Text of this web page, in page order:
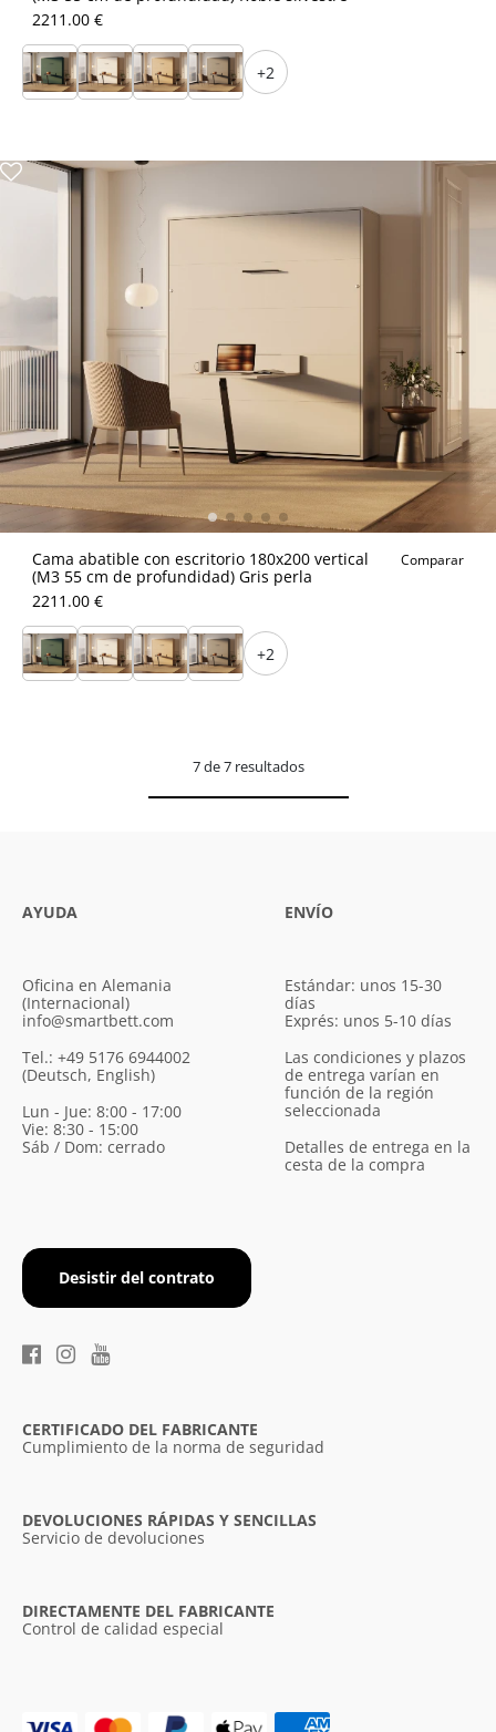
2211.00 €
+2
Cama abatible con escritorio 180x200 vertical
(M3 55 cm de profundidad) Gris perla
Comparar
2211.00 €
+2
7 de 7 resultados
AYUDA
Oficina en Alemania
(Internacional)
info@smartbett.com
Tel.: +49 5176 6944002
(Deutsch, English)
Lun - Jue: 8:00 - 17:00
Vie: 8:30 - 15:00
Sáb / Dom: cerrado
Desistir del contrato
ENVÍO
Estándar: unos 15-30
días
Exprés: unos 5-10 días
Las condiciones y plazos
de entrega varían en
función de la región
seleccionada
Detalles de entrega en la
cesta de la compra
CERTIFICADO DEL FABRICANTE
Cumplimiento de la norma de seguridad
DEVOLUCIONES RÁPIDAS Y SENCILLAS
Servicio de devoluciones
DIRECTAMENTE DEL FABRICANTE
Control de calidad especial